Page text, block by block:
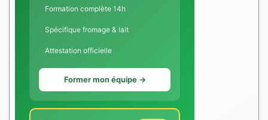
Formation complète 14h
Spécifique fromage & lait
Attestation officielle
Former mon équipe →